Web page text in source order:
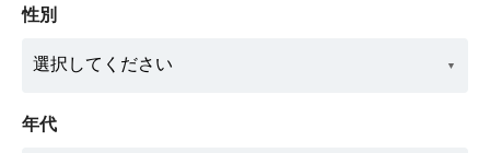
性別
年代